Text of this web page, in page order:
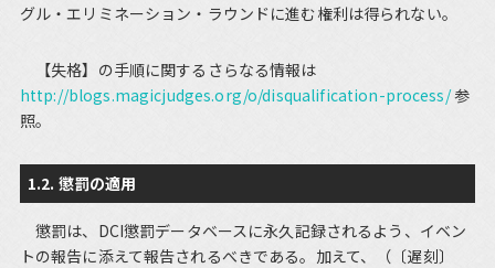
グル・エリミネーション・ラウンドに進む権利は得られない。
【失格】の手順に関するさらなる情報は
http://blogs.magicjudges.org/o/disqualification-process/参
照。
1.2. 懲罰の適用
懲罰は、DCI懲罰データベースに永久記録されるよう、イベン
トの報告に添えて報告されるべきである。加えて、（〔遅刻〕